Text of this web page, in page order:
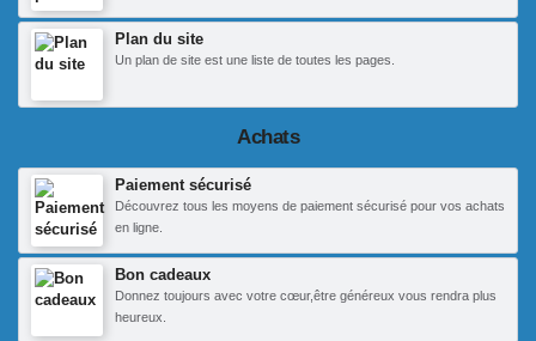
Plan du site
Un plan de site est une liste de toutes les pages.
Achats
Paiement sécurisé
Découvrez tous les moyens de paiement sécurisé pour vos achats
en ligne.
Bon cadeaux
Donnez toujours avec votre cœur,être généreux vous rendra plus
heureux.